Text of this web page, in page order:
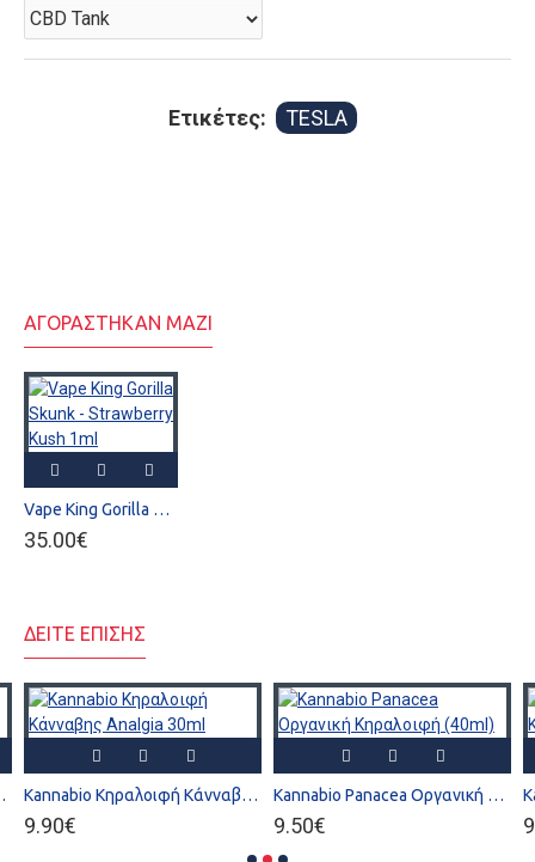
Ετικέτες: TESLA
ΑΓΟΡΑΣΤΗΚΑΝ ΜΑΖΙ
Vape King Gorilla Skunk - Strawberry Kush 1ml
35.00€
ΔΕΙΤΕ ΕΠΙΣΗΣ
Black Kannabio Κηραλοιφή Κάνναβης Analgia 30ml
9.90€
Kannabio Panacea Οργανική Κηραλοιφή (40ml)
9.50€